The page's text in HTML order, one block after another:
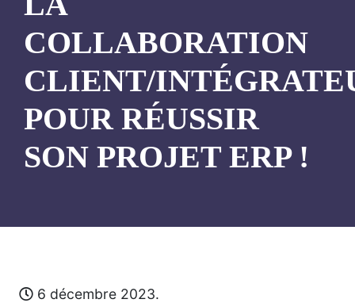
COLLABORATION
CLIENT/
POUR RÉUSSIR
SON PROJET ERP !
6 décembre 2023.